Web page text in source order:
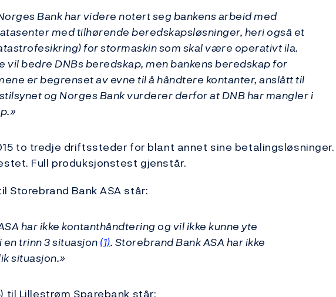
Bank har videre notert seg bankens arbeid med
med tilhørende beredskapsløsninger, heri også et
for stormaskin som skal være operativt ila.
vil bedre DNBs beredskap, men bankens beredskap for
er begrenset av evne til å håndtere kontanter, anslått til
og Norges Bank vurderer derfor at DNB har mangler i
to tredje driftssteder for blant annet sine betalingsløsninger.
Full produksjonstest gjenstår.
Storebrand Bank ASA står:
har ikke kontanthåndtering og vil ikke kunne yte
trinn 3 situasjon(1). Storebrand Bank ASA har ikke
situasjon.»
til Lillestrøm Sparebank står: